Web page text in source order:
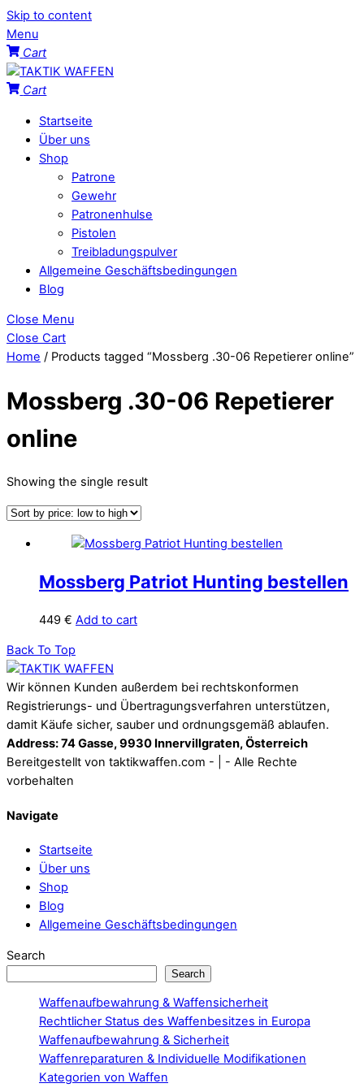
Skip to content
Menu
Cart
Cart
Startseite
Über uns
Shop
Patrone
Gewehr
Patronenhulse
Pistolen
Treibladungspulver
Allgemeine Geschäftsbedingungen
Blog
Close Menu
Close Cart
Home / Products tagged “Mossberg .30-06 Repetierer online”
Mossberg .30-06 Repetierer
online
Showing the single result
Mossberg Patriot Hunting bestellen
449 € Add to cart
Back To Top
Wir können Kunden außerdem bei rechtskonformen
Registrierungs- und Übertragungsverfahren unterstützen,
damit Käufe sicher, sauber und ordnungsgemäß ablaufen.
Address: 74 Gasse, 9930 Innervillgraten, Österreich
Bereitgestellt von taktikwaffen.com - | - Alle Rechte
vorbehalten
Navigate
Startseite
Über uns
Shop
Blog
Allgemeine Geschäftsbedingungen
Search
Search
Waffenaufbewahrung & Waffensicherheit
Rechtlicher Status des Waffenbesitzes in Europa
Waffenaufbewahrung & Sicherheit
Waffenreparaturen & Individuelle Modifikationen
Kategorien von Waffen